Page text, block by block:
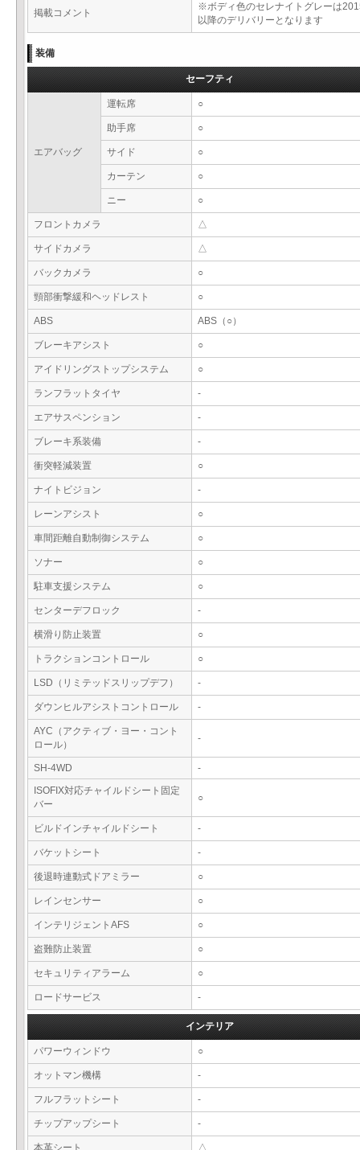
掲載コメント
※ボディ色のセレナイトグレーは
以降のデリバリーとなります
装備
セーフティ
エアバッグ
運転席 ○
助手席 ○
サイド ○
カーテン ○
ニー ○
フロントカメラ △
サイドカメラ △
バックカメラ ○
頸部衝撃緩和ヘッドレスト ○
ABS ABS（○）
ブレーキアシスト ○
アイドリングストップシステム ○
ランフラットタイヤ -
エアサスペンション -
ブレーキ系装備 -
衝突軽減装置 ○
ナイトビジョン -
レーンアシスト ○
車間距離自動制御システム ○
ソナー ○
駐車支援システム ○
センターデフロック -
横滑り防止装置 ○
トラクションコントロール ○
LSD（リミテッドスリップデフ） -
ダウンヒルアシストコントロール -
AYC（アクティブ・ヨー・コント
ロール）
-
SH-4WD
-
ISOFIX対応チャイルドシート固定
バー
○
ビルドインチャイルドシート -
バケットシート -
後退時連動式ドアミラー ○
レインセンサー ○
インテリジェントAFS ○
盗難防止装置 ○
セキュリティアラーム ○
ロードサービス -
インテリア
パワーウィンドウ ○
オットマン機構 -
フルフラットシート -
チップアップシート -
本革シート △